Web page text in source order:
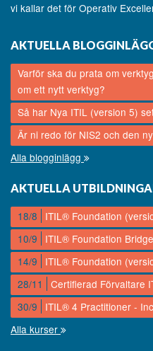
vi kallar det för Operativ
AKTUELLA
Varför ska du prata om
om ett nytt verktyg?
Så har Nya ITIL (version 5)
Är ni redo för NIS2 och den
Alla blogginlägg
AKTUELLA
18/8
ITIL® Foundation
10/9
ITIL® Foundation
14/9
ITIL® Foundation
28/11
Certifierad Förvaltare
30/9
ITIL® 4 Practitioner -
Alla kurser